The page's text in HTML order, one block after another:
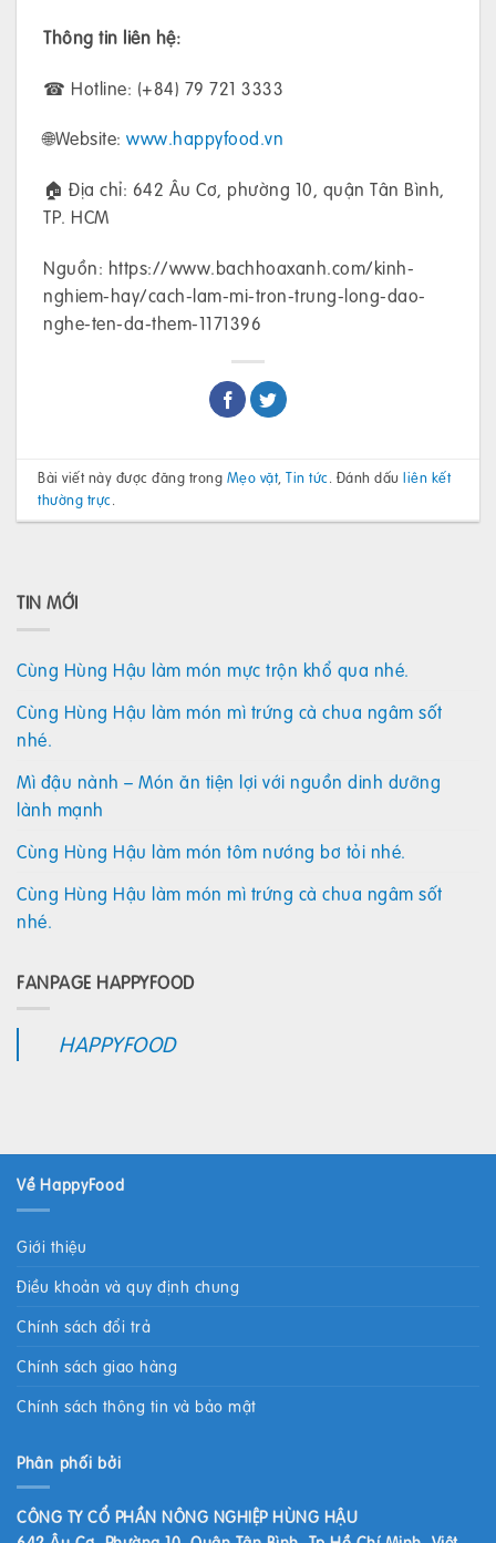
Thông tin liên hệ:
☎ Hotline: (+84) 79 721 3333
🌐Website: www.happyfood.vn
🏠 Địa chỉ: 642 Âu Cơ, phường 10, quận Tân Bình,
TP. HCM
Nguồn: https://www.bachhoaxanh.com/kinh-
nghiem-hay/cach-lam-mi-tron-trung-long-dao-
nghe-ten-da-them-1171396
Bài viết này được đăng trong Mẹo vặt,Tin tức. Đánh dấuliên kết
thường trực.
TIN MỚI
Cùng Hùng Hậu làm món mực trộn khổ qua nhé.
Cùng Hùng Hậu làm món mì trứng cà chua ngâm sốt
nhé.
Mì đậu nành – Món ăn tiện lợi với nguồn dinh dưỡng
lành mạnh
Cùng Hùng Hậu làm món tôm nướng bơ tỏi nhé.
Cùng Hùng Hậu làm món mì trứng cà chua ngâm sốt
nhé.
FANPAGE HAPPYFOOD
HAPPYFOOD
Về HappyFood
Giới thiệu
Điều khoản và quy định chung
Chính sách đổi trả
Chính sách giao hàng
Chính sách thông tin và bảo mật
Phân phối bởi
CÔNG TY CỔ PHẦN NÔNG NGHIỆP HÙNG HẬU